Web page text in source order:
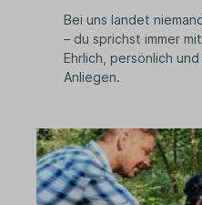
Bei uns landet
– du sprichst immer
Ehrlich, persönlich
Anliegen.